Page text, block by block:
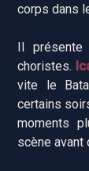
corps dans
Il présente
choristes.
vite le
certains
moments
scène avant